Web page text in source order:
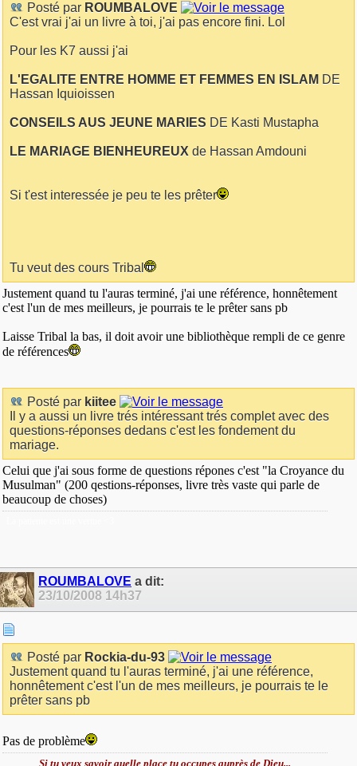
Posté par ROUMBALOVE
C'est vrai j'ai un livre à toi, j'ai pas encore fini. Lol
Pour les K7 aussi j'ai
L'EGALITE ENTRE HOMME ET FEMMES EN ISLAM DE
Hassan Iquioissen
CONSEILS AUS JEUNE MARIES DE Kasti Mustapha
LE MARIAGE BIENHEUREUX de Hassan Amdouni
Si t'est interessée je peu te les prêter
Tu veut des cours Tribal
Justement quand tu l'auras terminé, j'ai une référence, honnêtement
c'est l'un de mes meilleurs, je pourrais te le prêter sans pb
Laisse Tribal la bas, il doit avoir une bibliothèque rempli de ce genre
de références
Posté par kiitee
Il y a aussi un livre trés intéressant trés complet avec des
questions-réponses dedans c'est les fondement du
mariage.
Celui que j'ai sous forme de questions répones c'est "la Croyance du
Musulman" (200 qestions-réponses, livre très vaste qui parle de
beaucoup de choses)
ROUMBALOVE a dit:
23/10/2008 14h37
Posté par Rockia-du-93
Justement quand tu l'auras terminé, j'ai une référence,
honnêtement c'est l'un de mes meilleurs, je pourrais te le
prêter sans pb
Pas de problème
Si tu veux savoir quelle place tu occupes auprès de Dieu...